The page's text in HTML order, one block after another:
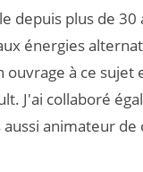
depuis plus de
énergies
ouvrage à ce
J'ai collaboré
aussi animateur